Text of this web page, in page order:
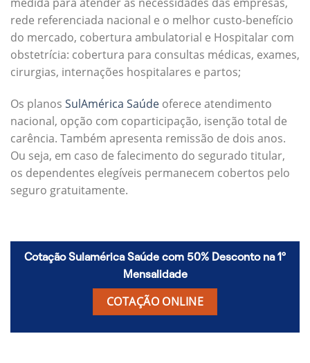
rede referenciada nacional e o melhor custo-benefício
do mercado, cobertura ambulatorial e Hospitalar com
obstetrícia: cobertura para consultas médicas, exames,
cirurgias, internações hospitalares e partos;
Os planos SulAmérica Saúde oferece atendimento
nacional, opção com coparticipação, isenção total de
carência. Também apresenta remissão de dois anos.
Ou seja, em caso de falecimento do segurado titular,
os dependentes elegíveis permanecem cobertos pelo
seguro gratuitamente.
Cotação Sulamérica Saúde com 50% Desconto na 1º
Mensalidade
COTAÇÃO ONLINE